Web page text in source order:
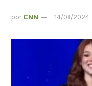
por CNN 14/08/2024